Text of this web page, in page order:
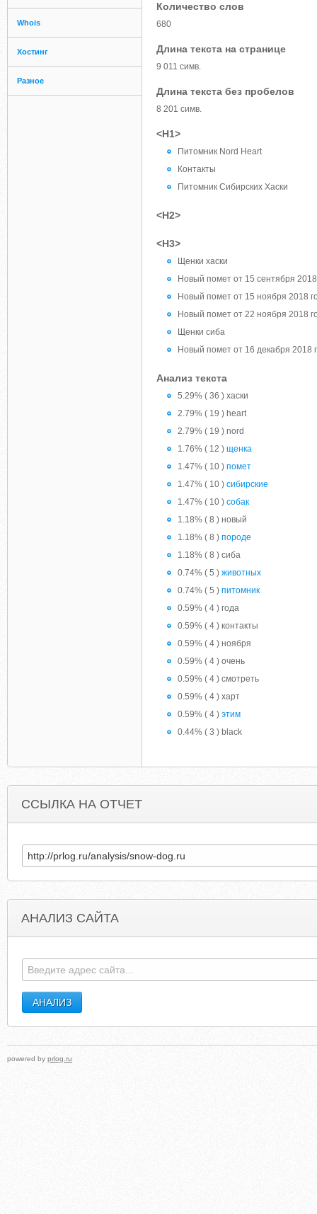
Whois
Хостинг
Разное
Количество слов
680
Длина текста на странице
9 011 симв.
Длина текста без пробелов
8 201 симв.
<H1>
Питомник Nord Heart
Контакты
Питомник Сибирских Хаски
<H2>
<H3>
Щенки хаски
Новый помет от 15 сентября
Новый помет от 15 ноября 2018
Новый помет от 22 ноября 2018
Щенки сиба
Новый помет от 16 декабря 2018
Анализ текста
5.29% ( 36 ) хаски
2.79% ( 19 ) heart
2.79% ( 19 ) nord
1.76% ( 12 ) щенка
1.47% ( 10 ) помет
1.47% ( 10 ) сибирские
1.47% ( 10 ) собак
1.18% ( 8 ) новый
1.18% ( 8 ) породе
1.18% ( 8 ) сиба
0.74% ( 5 ) животных
0.74% ( 5 ) питомник
0.59% ( 4 ) года
0.59% ( 4 ) контакты
0.59% ( 4 ) ноября
0.59% ( 4 ) очень
0.59% ( 4 ) смотреть
0.59% ( 4 ) харт
0.59% ( 4 ) этим
0.44% ( 3 ) black
ССЫЛКА НА ОТЧЕТ
АНАЛИЗ САЙТА
powered by prlog.ru